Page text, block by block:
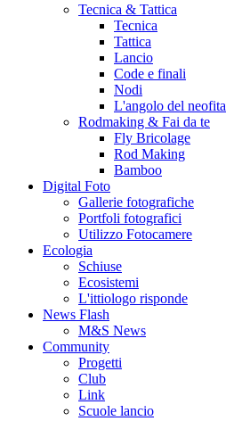
Tecnica & Tattica
Tecnica
Tattica
Lancio
Code e finali
Nodi
L'angolo del neofita
Rodmaking & Fai da te
Fly Bricolage
Rod Making
Bamboo
Digital Foto
Gallerie fotografiche
Portfoli fotografici
Utilizzo Fotocamere
Ecologia
Schiuse
Ecosistemi
L'ittiologo risponde
News Flash
M&S News
Community
Progetti
Club
Link
Scuole lancio